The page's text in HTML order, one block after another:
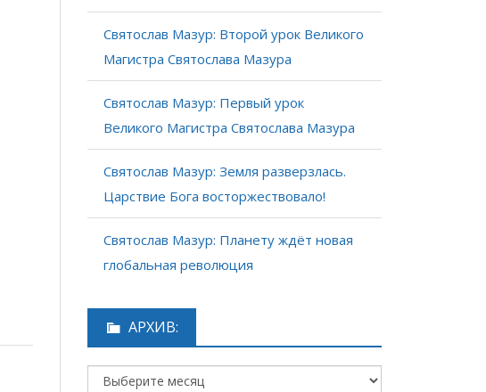
Святослав Мазур: Второй урок Великого
Магистра Святослава Мазура
Святослав Мазур: Первый урок
Великого Магистра Святослава Мазура
Святослав Мазур: Земля разверзлась.
Царствие Бога восторжествовало!
Святослав Мазур: Планету ждёт новая
глобальная революция
АРХИВ: